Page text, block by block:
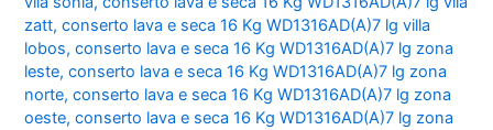
zatt,conserto lava e seca 16 Kg WD1316AD(A)7 lg villa
lobos,conserto lava e seca 16 Kg WD1316AD(A)7 lg zona
leste,conserto lava e seca 16 Kg WD1316AD(A)7 lg zona
norte,conserto lava e seca 16 Kg WD1316AD(A)7 lg zona
oeste,conserto lava e seca 16 Kg WD1316AD(A)7 lg zona